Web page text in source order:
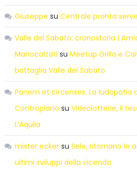
Giuseppe su Centrale pronta
Valle del Sabato: cronostoria |
Manocalzati su Meetup Grillo e
battaglia Valle del Sabato
Panem et circenses. La ludopatia
Contropiano su Videolotterie, il
L’Aquila
mister eckersu Sele, ritornano le
ultimi sviluppi della vicenda